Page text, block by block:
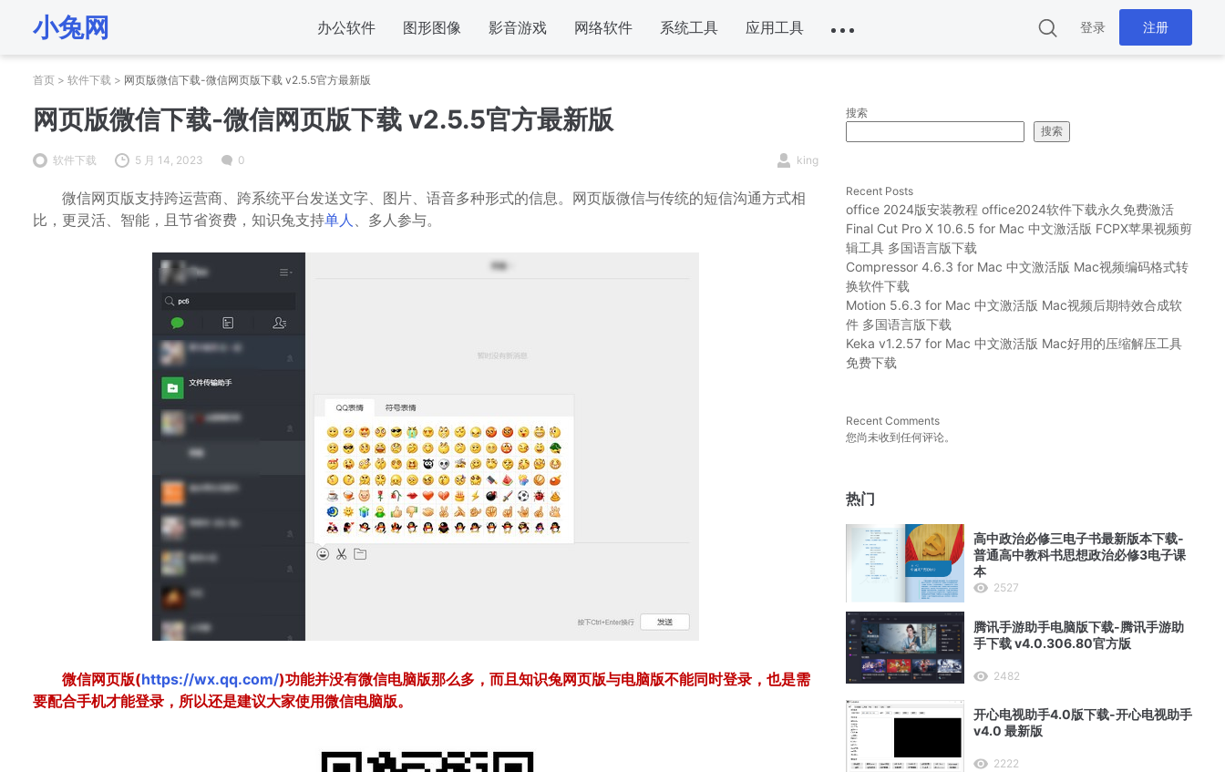
小兔网 办公软件 图形图像 影音游戏 网络软件 系统工具 应用工具 登录 注册
首页 > 软件下载 > 网页版微信下载-微信网页版下载 v2.5.5官方最新版
网页版微信下载-微信网页版下载 v2.5.5官方最新版
软件下载 5 月 14, 2023 0 king
微信网页版支持跨运营商、跨系统平台发送文字、图片、语音多种形式的信息。网页版微信与传统的短信沟通方式相
比，更灵活、智能，且节省资费，知识兔支持单人 、多人参与。
微信网页版(https://wx.qq.com/)功能并没有微信电脑版那么多，而且知识兔网页版与电脑版不能同时登录，也是需
要配合手机才能登录，所以还是建议大家使用微信电脑版。
搜索
搜索
Recent Posts
office 2024版安装教程 office2024软件下载永久免费激活
Final Cut Pro X 10.6.5 for Mac 中文激活版 FCPX苹果视频剪
辑工具 多国语言版下载
Compressor 4.6.3 for Mac 中文激活版 Mac视频编码格式转
换软件下载
Motion 5.6.3 for Mac 中文激活版 Mac视频后期特效合成软
件 多国语言版下载
Keka v1.2.57 for Mac 中文激活版 Mac好用的压缩解压工具
免费下载
Recent Comments
您尚未收到任何评论。
热门
高中政治必修三电子书最新版本下载-
普通高中教科书思想政治必修3电子课
本
2527
腾讯手游助手电脑版下载-腾讯手游助
手下载 v4.0.306.80官方版
2482
开心电视助手4.0版下载-开心电视助手
v4.0 最新版
2222